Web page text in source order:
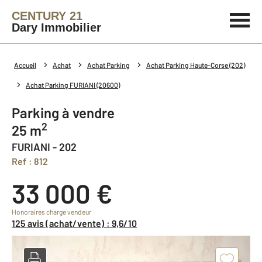
CENTURY 21
Dary Immobilier
Accueil Achat Achat Parking Achat Parking Haute-Corse (202)
Achat Parking FURIANI (20600)
Parking à vendre
25 m2
FURIANI - 202
Ref : 812
33 000 €
Honoraires charge vendeur
125 avis (achat/vente) : 9,6/10